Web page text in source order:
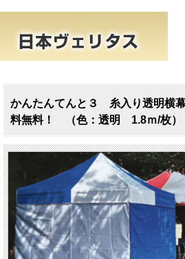
かんたんてんと３ 糸入り透明横
料無料！ （色：透明 1.8ｍ/枚）